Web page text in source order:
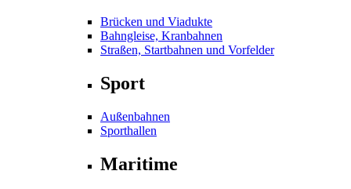
Brücken und Viadukte
Bahngleise, Kranbahnen
Straßen, Startbahnen und Vorfelder
Sport
Außenbahnen
Sporthallen
Maritime